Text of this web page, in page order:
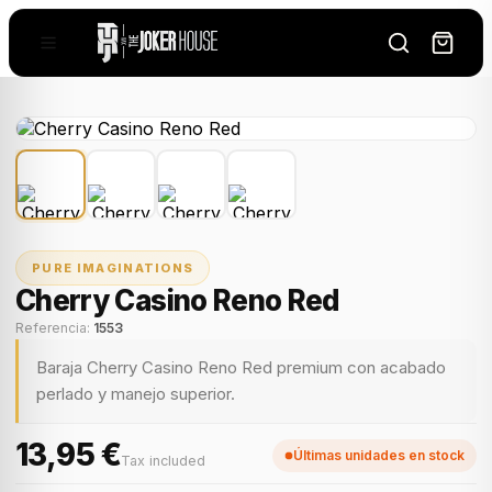
PURE IMAGINATIONS
Cherry Casino Reno Red
Referencia: 1553
Baraja Cherry Casino Reno Red premium con acabado
perlado y manejo superior.
13,95 €Tax included Últimas unidades en stock